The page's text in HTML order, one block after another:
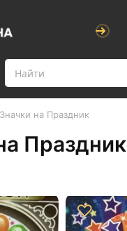
на Праздник
Праздник
♡